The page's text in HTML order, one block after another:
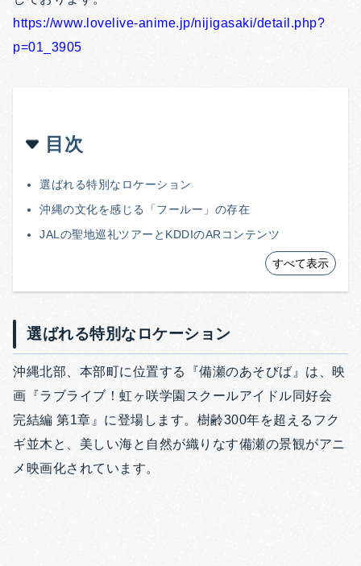
https://www.lovelive-anime.jp/nijigasaki/detail.php?
p=01_3905
目次
選ばれる特別なロケーション
沖縄の文化を感じる「フールー」の存在
JALの聖地巡礼ツアーとKDDIのARコンテンツ
すべて表示
選ばれる特別なロケーション
沖縄北部、本部町に位置する『備瀬のあそびば』は、映
画『ラブライブ！虹ヶ咲学園スクールアイドル同好会
完結編 第1章』に登場します。樹齢300年を超えるフク
ギ並木と、美しい海と自然が織りなす備瀬の景観がアニ
メ映画化されています。